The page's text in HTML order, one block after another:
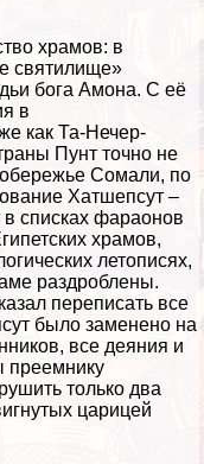
храмов: в
святилище»
бога Амона. С её
в
как Та-Нечер-
Пунт точно не
Сомали, по
Хатшепсут –
в списках фараонов
храмов,
летописях,
раздроблены.
переписать все
было заменено на
все деяния и
преемнику
только два
царицей